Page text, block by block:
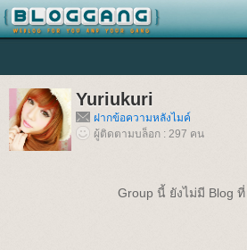
Yuriukuri
ฝากข้อความหลังไมค์
ผู้ติดตามบล็อก : 297 คน
Group นี้ ยังไม่มี Blog ที่